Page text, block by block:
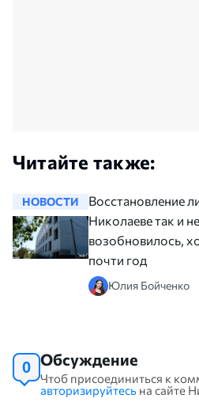
Читайте также:
НОВОСТИ
Восстановление
Николаеве так и не
возобновилось,
почти год
Юлия Бойченко
0 Обсуждение
Чтоб присоединиться к
авторизируйтесь на сайте